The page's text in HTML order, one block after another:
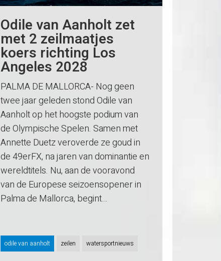
Odile van Aanholt zet
met 2 zeilmaatjes
koers richting Los
Angeles 2028
PALMA DE MALLORCA- Nog geen
twee jaar geleden stond Odile van
Aanholt op het hoogste podium van
de Olympische Spelen. Samen met
Annette Duetz veroverde ze goud in
de 49erFX, na jaren van dominantie en
wereldtitels. Nu, aan de vooravond
van de Europese seizoensopener in
Palma de Mallorca, begint…
odile van aanholt zeilen watersportnieuws